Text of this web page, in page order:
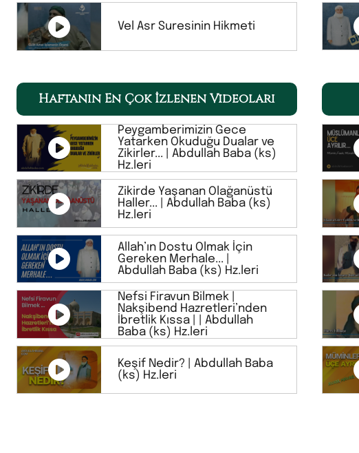
Vel Asr Suresinin Hikmeti
Haftanın En Çok İzlenen Videoları
Peygamberimizin Gece
Yatarken Okuduğu Dualar ve
Zikirler... | Abdullah Baba (ks)
Hz.leri
Zikirde Yaşanan Olağanüstü
Haller... | Abdullah Baba (ks)
Hz.leri
Allah’ın Dostu Olmak İçin
Gereken Merhale... |
Abdullah Baba (ks) Hz.leri
Nefsi Firavun Bilmek |
Nakşibend Hazretleri’nden
İbretlik Kıssa | | Abdullah
Baba (ks) Hz.leri
Keşif Nedir? | Abdullah Baba
(ks) Hz.leri